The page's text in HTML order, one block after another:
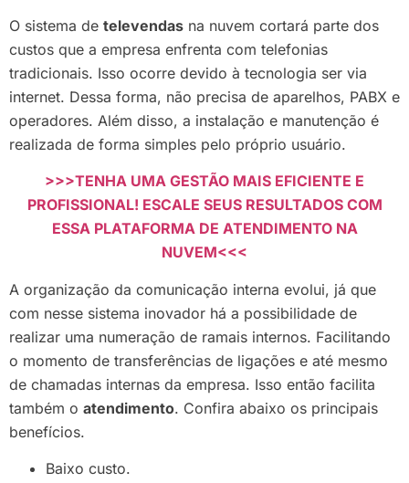
O sistema de televendas na nuvem cortará parte dos
custos que a empresa enfrenta com telefonias
tradicionais. Isso ocorre devido à tecnologia ser via
internet. Dessa forma, não precisa de aparelhos, PABX e
operadores. Além disso, a instalação e manutenção é
realizada de forma simples pelo próprio usuário.
>>>TENHA UMA GESTÃO MAIS EFICIENTE E
PROFISSIONAL! ESCALE SEUS RESULTADOS COM
ESSA PLATAFORMA DE ATENDIMENTO NA
NUVEM<<<
A organização da comunicação interna evolui, já que
com nesse sistema inovador há a possibilidade de
realizar uma numeração de ramais internos. Facilitando
o momento de transferências de ligações e até mesmo
de chamadas internas da empresa. Isso então facilita
também o atendimento. Confira abaixo os principais
benefícios.
Baixo custo.